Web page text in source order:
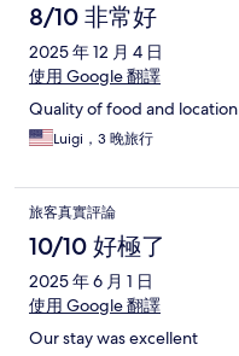
8/10 非常好
2025 年 12 月 4 日
使用 Google 翻譯
Quality of food and location
Luigi，3 晚旅行
旅客真實評論
10/10 好極了
2025 年 6 月 1 日
使用 Google 翻譯
Our stay was excellent